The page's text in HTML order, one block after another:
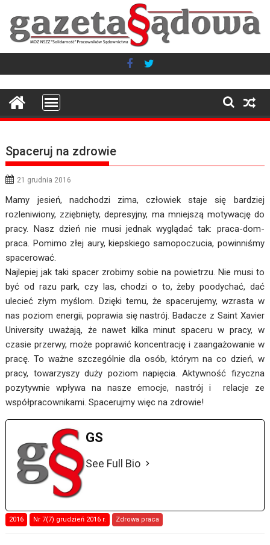
content
Spaceruj na zdrowie
21 grudnia 2016
Mamy jesień, nadchodzi zima, człowiek staje się bardziej
rozleniwiony, zziębnięty, depresyjny, ma mniejszą motywację do
pracy. Nasz dzień nie musi jednak wyglądać tak: praca-dom-
praca. Pomimo złej aury, kiepskiego samopoczucia, powinniśmy
spacerować.
Najlepiej jak taki spacer zrobimy sobie na powietrzu. Nie musi to
być od razu park, czy las, chodzi o to, żeby poodychać, dać
ulecieć złym myślom. Dzięki temu, że spacerujemy, wzrasta w
nas poziom energii, poprawia się nastrój. Badacze z Saint Xavier
University uważają, że nawet kilka minut spaceru w pracy, w
czasie przerwy, może poprawić koncentrację i zaangażowanie w
pracę. To ważne szczególnie dla osób, którym na co dzień, w
pracy, towarzyszy duży poziom napięcia. Aktywność fizyczna
pozytywnie wpływa na nasze emocje, nastrój i relacje ze
współpracownikami. Spacerujmy więc na zdrowie!
GS
See Full Bio
2016 Nr 7(7) grudzień 2016 r. Zdrowa praca